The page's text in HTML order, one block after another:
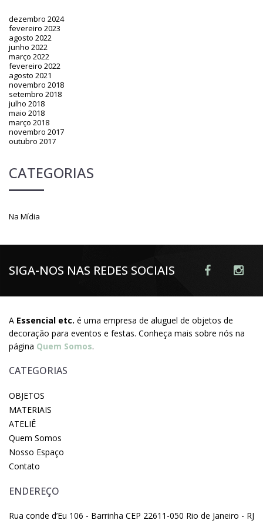
dezembro 2024
fevereiro 2023
agosto 2022
junho 2022
março 2022
fevereiro 2022
agosto 2021
novembro 2018
setembro 2018
julho 2018
maio 2018
março 2018
novembro 2017
outubro 2017
CATEGORIAS
Na Mídia
SIGA-NOS NAS REDES SOCIAIS
A Essencial etc. é uma empresa de aluguel de objetos de
decoração para eventos e festas. Conheça mais sobre nós na
página Quem Somos.
CATEGORIAS
OBJETOS
MATERIAIS
ATELIÊ
Quem Somos
Nosso Espaço
Contato
ENDEREÇO
Rua conde d’Eu 106 - Barrinha CEP 22611-050 Rio de Janeiro - RJ